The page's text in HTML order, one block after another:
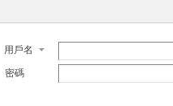
用戶名
密碼